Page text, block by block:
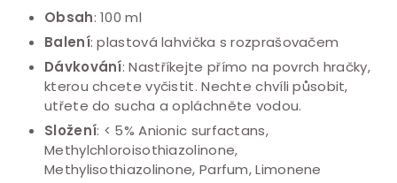
Obsah: 100 ml
Balení: plastová lahvička s rozprašovačem
Dávkování: Nastříkejte přímo na povrch hračky,
kterou chcete vyčistit. Nechte chvíli působit,
utřete do sucha a opláchněte vodou.
Složení: < 5% Anionic surfactans,
Methylchloroisothiazolinone,
Methylisothiazolinone, Parfum, Limonene